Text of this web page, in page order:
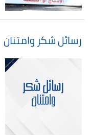
رسائل شكر وامتنان